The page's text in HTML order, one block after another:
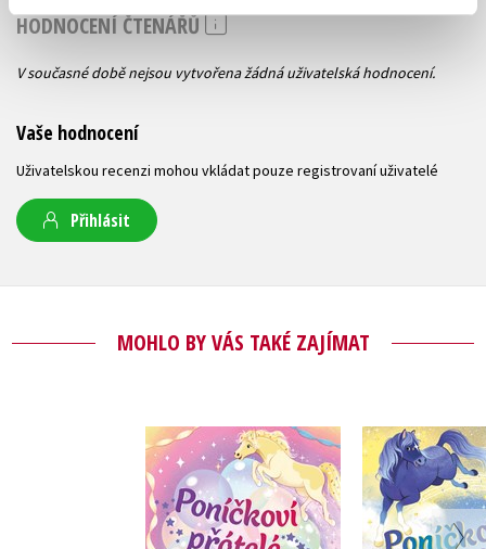
HODNOCENÍ ČTENÁŘŮ
V současné době nejsou vytvořena žádná uživatelská hodnocení.
Vaše hodnocení
Uživatelskou recenzi mohou vkládat pouze registrovaní uživatelé
Přihlásit
MOHLO BY VÁS TAKÉ ZAJÍMAT
Poníčkoví přátelé:
Velká párty
Linda Chapmanová
Poníčkoví
Pepina
Linda